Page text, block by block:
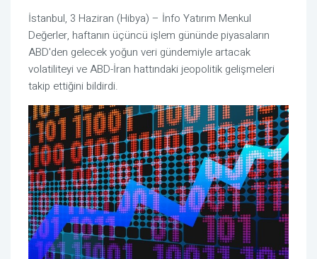
İstanbul, 3 Haziran (Hibya) – İnfo Yatırım Menkul
Değerler, haftanın üçüncü işlem gününde piyasaların
ABD'den gelecek yoğun veri gündemiyle artacak
volatiliteyi ve ABD-İran hattındaki jeopolitik gelişmeleri
takip ettiğini bildirdi.